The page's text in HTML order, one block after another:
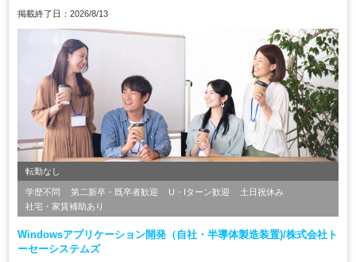
掲載終了日：2026/8/13
転勤なし
学歴不問 第二新卒・既卒者歓迎 U・Iターン歓迎
土日祝休み
社宅・家賃補助あり
Windowsアプリケーション開発（自社・半導体製造装置)/株式会社ト
ーセーシステムズ